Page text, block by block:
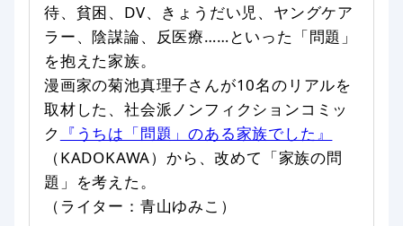
待、貧困、DV、きょうだい児、ヤングケア
ラー、陰謀論、反医療……といった「問題」
を抱えた家族。
漫画家の菊池真理子さんが10名のリアルを
取材した、社会派ノンフィクションコミッ
ク
『うちは「問題」のある家族でした』
（KADOKAWA）から、改めて「家族の問
題」を考えた。
（ライター：青山ゆみこ）